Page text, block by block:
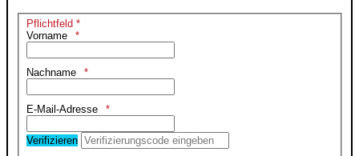
Pflichtfeld *
Vorname
Nachname
E-Mail-Adresse
Verifizieren